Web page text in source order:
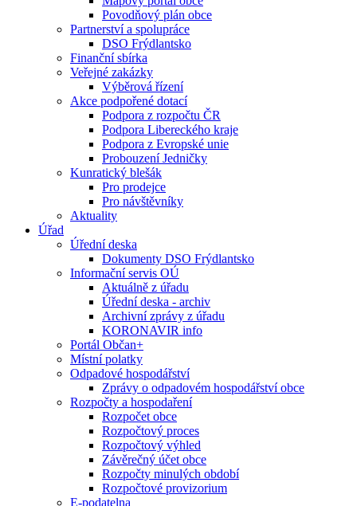
Povodňový plán obce
Partnerství a spolupráce
DSO Frýdlantsko
Finanční sbírka
Veřejné zakázky
Výběrová řízení
Akce podpořené dotací
Podpora z rozpočtu ČR
Podpora Libereckého kraje
Podpora z Evropské unie
Probouzení Jedničky
Kunratický blešák
Pro prodejce
Pro návštěvníky
Aktuality
Úřad
Úřední deska
Dokumenty DSO Frýdlantsko
Informační servis OÚ
Aktuálně z úřadu
Úřední deska - archiv
Archivní zprávy z úřadu
KORONAVIR info
Portál Občan+
Místní polatky
Odpadové hospodářství
Zprávy o odpadovém hospodářství obce
Rozpočty a hospodaření
Rozpočet obce
Rozpočtový proces
Rozpočtový výhled
Závěrečný účet obce
Rozpočty minulých období
Rozpočtové provizorium
E-podatelna